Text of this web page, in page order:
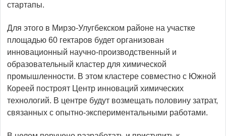
стартапы.
Для этого в Мирзо-Улугбекском районе на участке
площадью 60 гектаров будет организован
инновационный научно-производственный и
образовательный кластер для химической
промышленности. В этом кластере совместно с Южной
Кореей построят Центр инноваций химических
технологий. В центре будут возмещать половину затрат,
связанных с опытно-экспериментальными работами.